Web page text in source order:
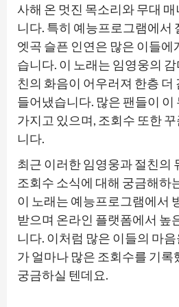
사해 온 멋진 목소리와 무대
니다. 특히 예능프로그램에서
엣곡 슬픈 인연은 많은 이들에
습니다. 이 노래는 임영웅의
친의 화음이 어우러져 한층 더
들어냈습니다. 많은 팬들이 이
가지고 있으며, 조회수 또한
니다.
최근 이러한 임영웅과 절친의
조회수 소식에 대해 궁금해하
이 노래는 예능프로그램에서
받으며 온라인 플랫폼에서 높
니다. 이처럼 많은 이들의 마
가 얼마나 많은 조회수를 기록
궁금하실 텐데요.